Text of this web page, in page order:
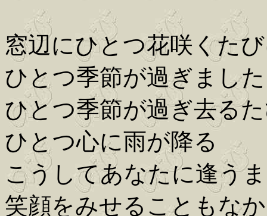
窓辺にひとつ花咲くた
ひとつ季節が過ぎました
ひとつ季節が過ぎ去る
ひとつ心に雨が降る
こうしてあなたに逢う
笑顔をみせることもな